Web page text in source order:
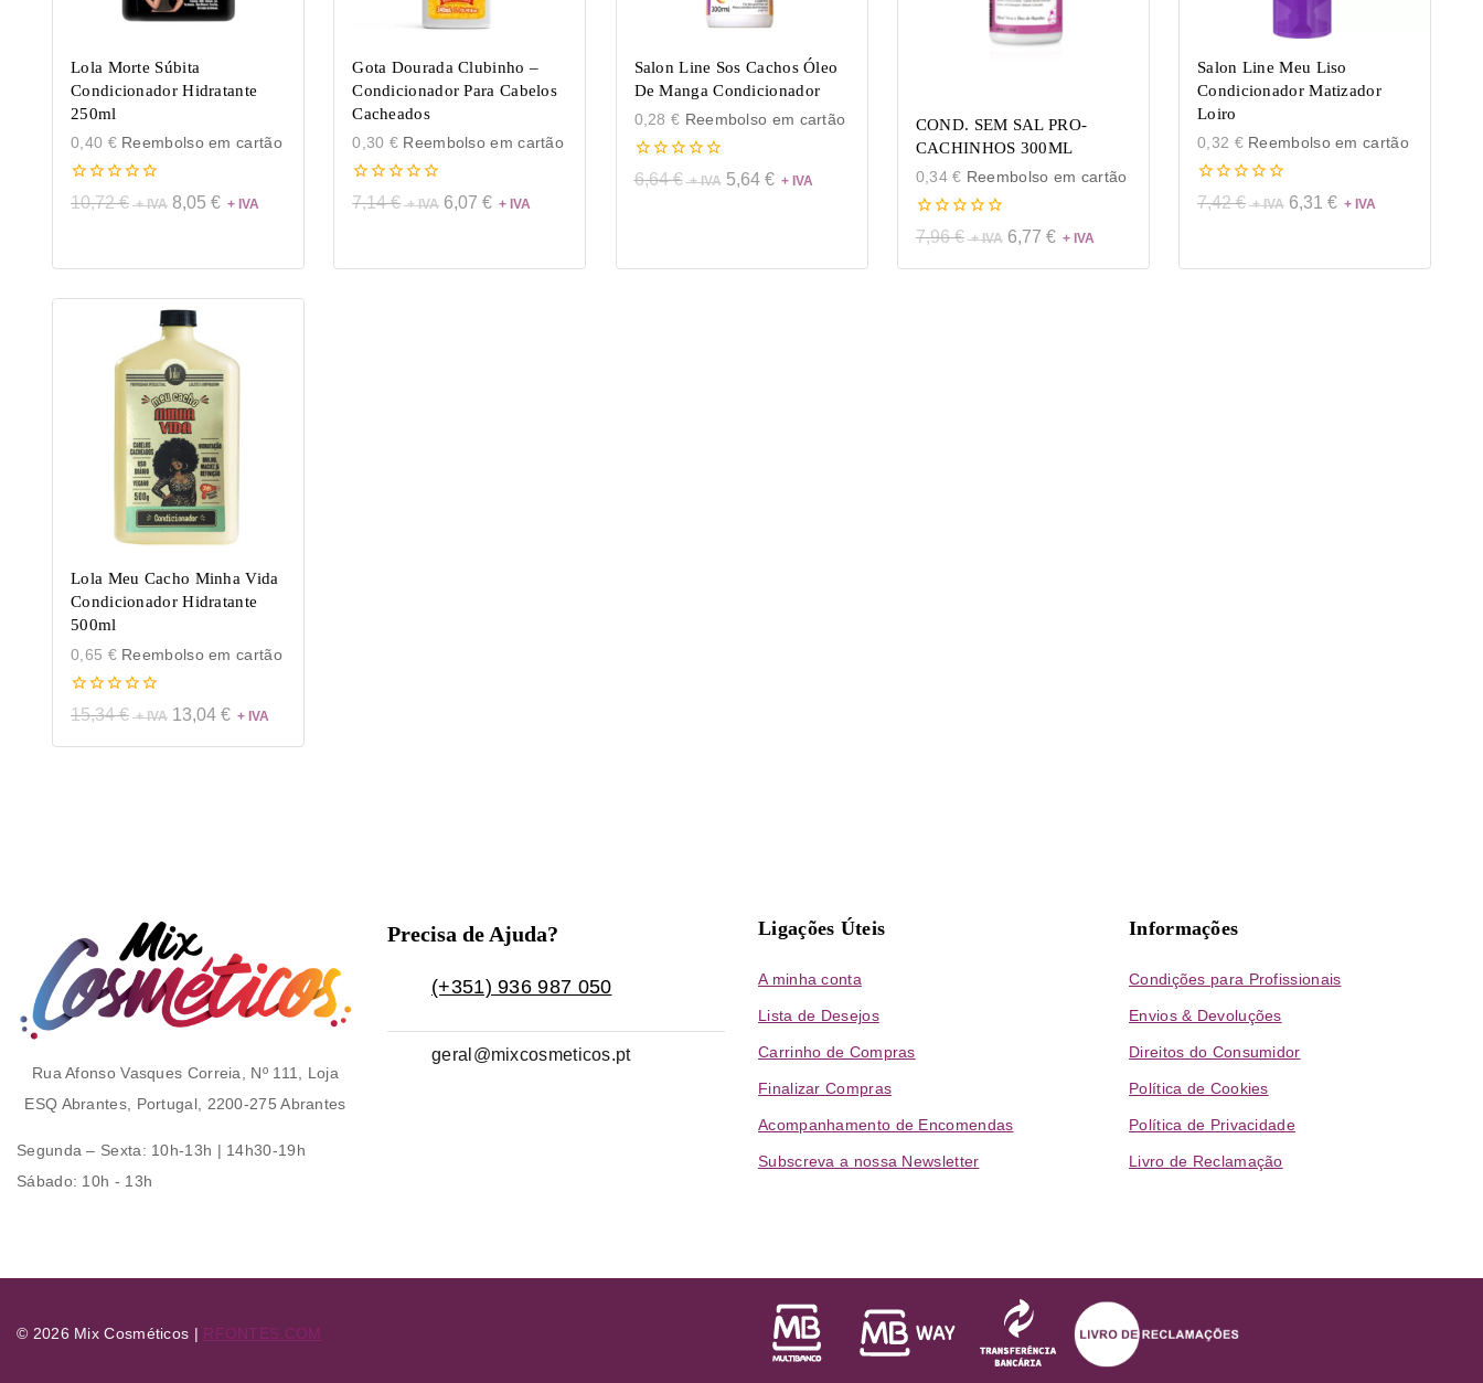
Lola Morte Súbita
Condicionador Hidratante
250ml
0,40 €Reembolso em cartão
0
de
10,72€ 8,05 €
Gota Dourada Clubinho –
Condicionador Para Cabelos
Cacheados
0,30 € Reembolso em cartão
0
de
7,14€ 6,07€
Salon Line Sos Cachos Óleo
De Manga Condicionador
0,28 € Reembolso em cartão
0
de
6,64€ 5,64 €
COND. SEM SAL PRO-
CACHINHOS 300ML
0,34€ Reembolso em cartão
0
de
7,96€ 6,77 €
Salon Line Meu Liso
Condicionador Matizador
Loiro
0,32 €Reembolso em cartão
0
de
7,42€ 6,31 €
Lola Meu Cacho Minha Vida
Condicionador Hidratante
500ml
0,65 €Reembolso em cartão
0
de
15,34€ 13,04 €
Rua Afonso Vasques Correia, Nº 111, Loja
ESQ Abrantes, Portugal, 2200-275 Abrantes
Segunda – Sexta: 10h-13h | 14h30-19h
Sábado: 10h - 13h
Precisa de Ajuda?
(+351) 936 987 050
geral@mixcosmeticos.pt
Ligações Úteis
A minha conta
Lista de Desejos
Carrinho de Compras
Finalizar Compras
Acompanhamento de Encomendas
Subscreva a nossa Newsletter
Informações
Condições para Profissionais
Envios & Devoluções
Direitos do Consumidor
Política de Cookies
Política de Privacidade
Livro de Reclamação
© 2026 Mix Cosméticos | RFONTES.COM